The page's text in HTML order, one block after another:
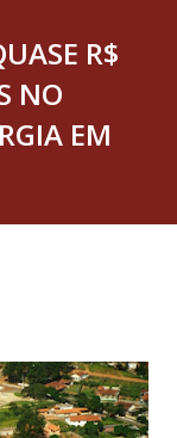
R$
NO
EM